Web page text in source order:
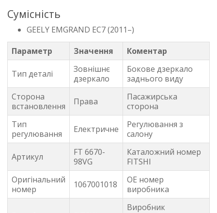
Сумісність
GEELY EMGRAND EC7 (2011–)
Параметр
Значення Коментар
Тип деталі
Зовнішнє
дзеркало
Бокове дзеркало
заднього виду
Сторона
встановлення
Права
Пасажирська
сторона
Тип
регулювання
Електричне
Регулювання з
салону
Артикул
FT 6670-
98VG
Каталожний номер
FITSHI
Оригінальний
номер
1067001018
OE номер
виробника
Виробник